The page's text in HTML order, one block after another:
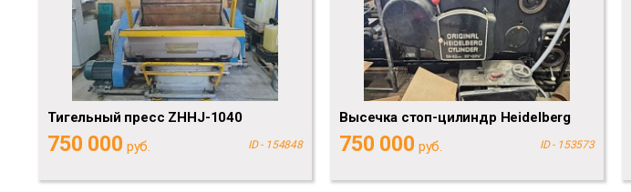
Тигельный пресс ZHHJ-1040
750 000 руб. ID - 154848
Высечка стоп-цилиндр Heidelberg
750 000 руб. ID - 153573